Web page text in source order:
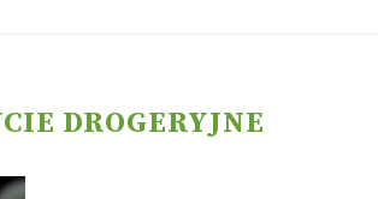
DROGERYJNE